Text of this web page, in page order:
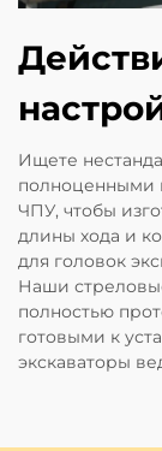
Ищете
полноценными
ЧПУ, чтобы
длины хода и
для головок
Наши
полностью
готовыми к
экскаваторы